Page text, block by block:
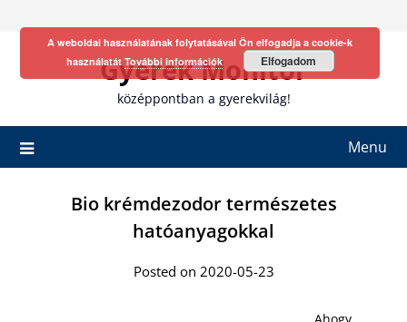
Gyerek Monitor
középpontban a gyerekvilág!
Menu
Bio krémdezodor természetes
hatóanyagokkal
Posted on 2020-05-23
A weboldal használatának folytatásával Ön elfogadja a cookie-k
használatát További információk Elfogadom